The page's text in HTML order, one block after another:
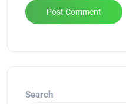
Search